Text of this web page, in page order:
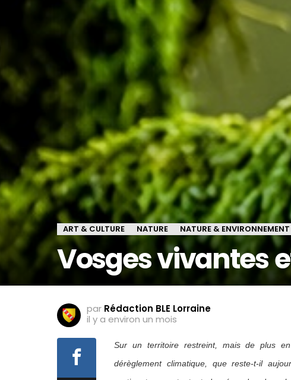
ART & CULTURE NATURE NATURE & ENVIRONNEMENT
Vosges vivantes
par Rédaction BLE Lorraine
il y a environ un mois
Sur un territoire restreint, mais de plus
dérèglement climatique, que reste-t-il